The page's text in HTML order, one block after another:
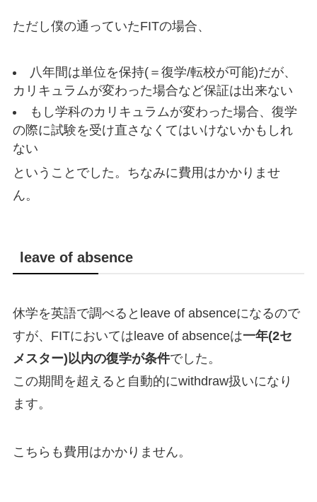
ただし僕の通っていたFITの場合、
八年間は単位を保持(＝復学/転校が可能)だが、
カリキュラムが変わった場合など保証は出来ない
もし学科のカリキュラムが変わった場合、復学
の際に試験を受け直さなくてはいけないかもしれ
ない
ということでした。ちなみに費用はかかりませ
ん。
leave of absence
休学を英語で調べるとleave of absenceになるので
すが、FITにおいてはleave of absenceは一年(2セ
メスター)以内の復学が条件でした。
この期間を超えると自動的にwithdraw扱いになり
ます。
こちらも費用はかかりません。